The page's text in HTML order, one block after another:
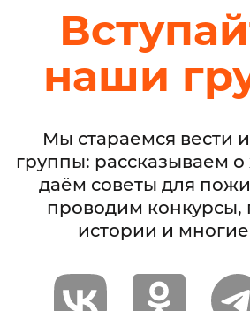
наши
Мы стараемся вести
группы: рассказываем
даём советы для
проводим конкурсы,
истории и